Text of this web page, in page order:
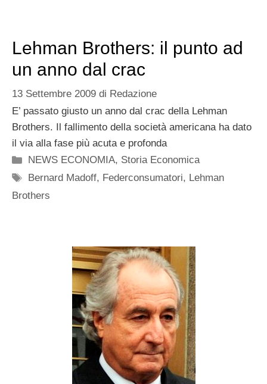
Lehman Brothers: il punto ad
un anno dal crac
13 Settembre 2009 di Redazione
E’ passato giusto un anno dal crac della Lehman
Brothers. Il fallimento della società americana ha dato
il via alla fase più acuta e profonda
Categorie
NEWS ECONOMIA, Storia Economica
Tag
Bernard Madoff, Federconsumatori, Lehman
Brothers